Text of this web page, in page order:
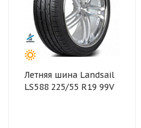
Летняя шина Landsail
LS588 225/55 R19 99V